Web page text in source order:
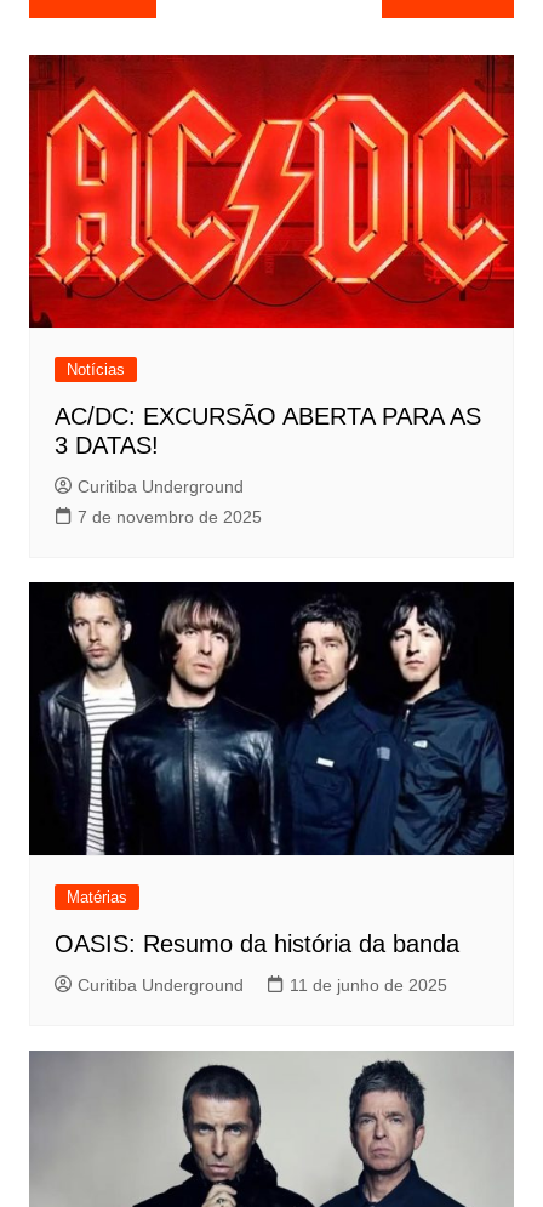
de
Post
Notícias
AC/DC: EXCURSÃO ABERTA PARA AS
3 DATAS!
Curitiba Underground
7 de novembro de 2025
Matérias
OASIS: Resumo da história da banda
Curitiba Underground 11 de junho de 2025